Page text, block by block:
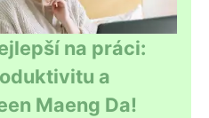
na práci:
a
Maeng Da!